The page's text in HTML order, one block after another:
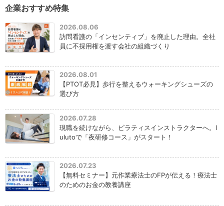
企業おすすめ特集
2026.08.06
訪問看護の「インセンティブ」を廃止した理由。全社
員に不採用権を渡す会社の組織づくり
2026.08.01
【PTOT必見】歩行を整えるウォーキングシューズの
選び方
2026.07.28
現職を続けながら、ピラティスインストラクターへ。l
ulutoで「夜研修コース」がスタート！
2026.07.23
【無料セミナー】元作業療法士のFPが伝える！療法士
のためのお金の教養講座